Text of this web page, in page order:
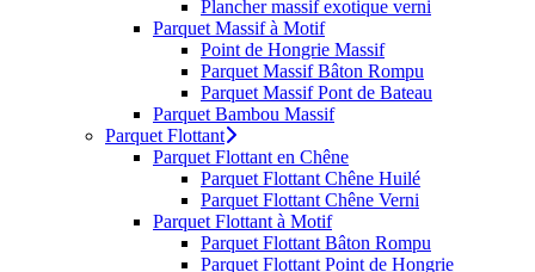
Plancher massif exotique verni
Parquet Massif à Motif
Point de Hongrie Massif
Parquet Massif Bâton Rompu
Parquet Massif Pont de Bateau
Parquet Bambou Massif
Parquet Flottant
Parquet Flottant en Chêne
Parquet Flottant Chêne Huilé
Parquet Flottant Chêne Verni
Parquet Flottant à Motif
Parquet Flottant Bâton Rompu
Parquet Flottant Point de Hongrie